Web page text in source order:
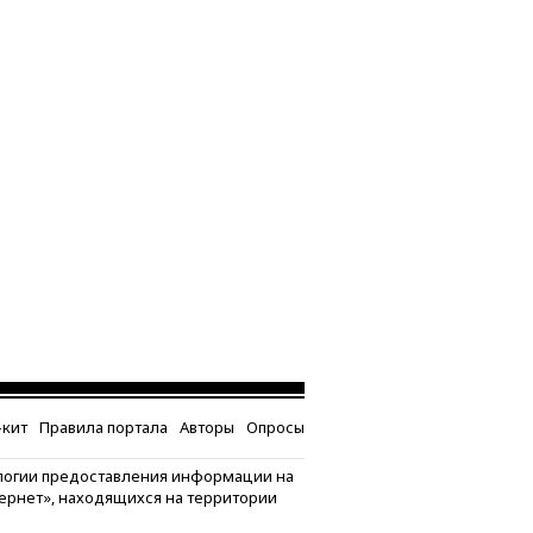
Правила портала Авторы Опросы
предоставления информации на
находящихся на территории